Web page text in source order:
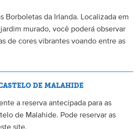
Borboletas da Irlanda. Localizada em
murado, você poderá observar
de cores vibrantes voando entre as
DE MALAHIDE
a reserva antecipada para as
de Malahide. Pode reservar as
site.